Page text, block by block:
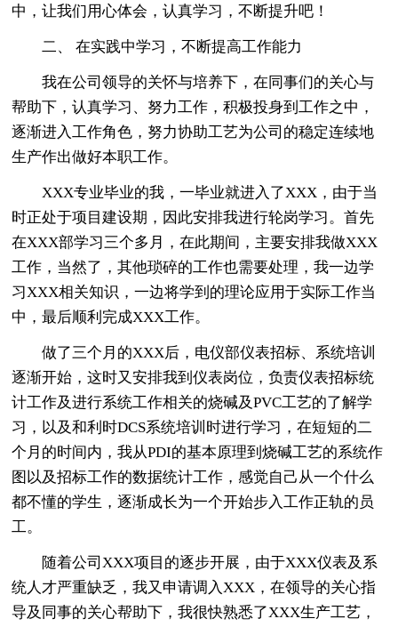
中，让我们用心体会，认真学习，不断提升吧！
二、 在实践中学习，不断提高工作能力
我在公司领导的关怀与培养下，在同事们的关心与
帮助下，认真学习、努力工作，积极投身到工作之中，
逐渐进入工作角色，努力协助工艺为公司的稳定连续地
生产作出做好本职工作。
XXX专业毕业的我，一毕业就进入了XXX，由于当
时正处于项目建设期，因此安排我进行轮岗学习。首先
在XXX部学习三个多月，在此期间，主要安排我做XXX
工作，当然了，其他琐碎的工作也需要处理，我一边学
习XXX相关知识，一边将学到的理论应用于实际工作当
中，最后顺利完成XXX工作。
做了三个月的XXX后，电仪部仪表招标、系统培训
逐渐开始，这时又安排我到仪表岗位，负责仪表招标统
计工作及进行系统工作相关的烧碱及PVC工艺的了解学
习，以及和利时DCS系统培训时进行学习，在短短的二
个月的时间内，我从PDI的基本原理到烧碱工艺的系统作
图以及招标工作的数据统计工作，感觉自己从一个什么
都不懂的学生，逐渐成长为一个开始步入工作正轨的员
工。
随着公司XXX项目的逐步开展，由于XXX仪表及系
统人才严重缺乏，我又申请调入XXX，在领导的关心指
导及同事的关心帮助下，我很快熟悉了XXX生产工艺，